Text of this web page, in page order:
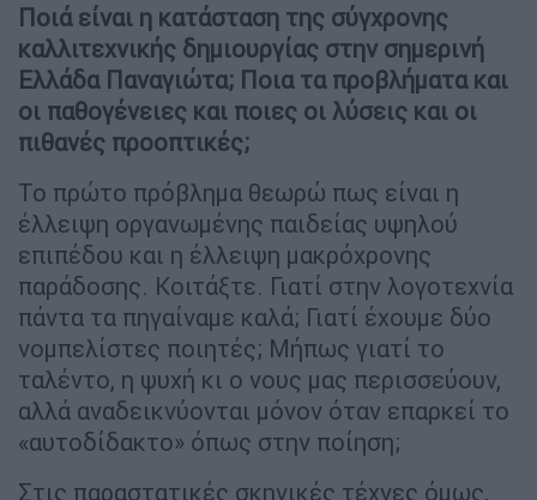
Ποιά είναι η κατάσταση της σύγχρονης
καλλιτεχνικής δημιουργίας στην σημερινή
Ελλάδα Παναγιώτα; Ποια τα προβλήματα και
οι παθογένειες και ποιες οι λύσεις και οι
πιθανές προοπτικές;
Το πρώτο πρόβλημα θεωρώ πως είναι η
έλλειψη οργανωμένης παιδείας υψηλού
επιπέδου και η έλλειψη μακρόχρονης
παράδοσης. Κοιτάξτε. Γιατί στην λογοτεχνία
πάντα τα πηγαίναμε καλά; Γιατί έχουμε δύο
νομπελίστες ποιητές; Μήπως γιατί το
ταλέντο, η ψυχή κι ο νους μας περισσεύουν,
αλλά αναδεικνύονται μόνον όταν επαρκεί το
«αυτοδίδακτο» όπως στην ποίηση;
Στις παραστατικές σκηνικές τέχνες όμως,